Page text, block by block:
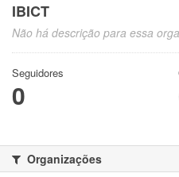
IBICT
Não há descrição para essa
Seguidores
0
Organizações